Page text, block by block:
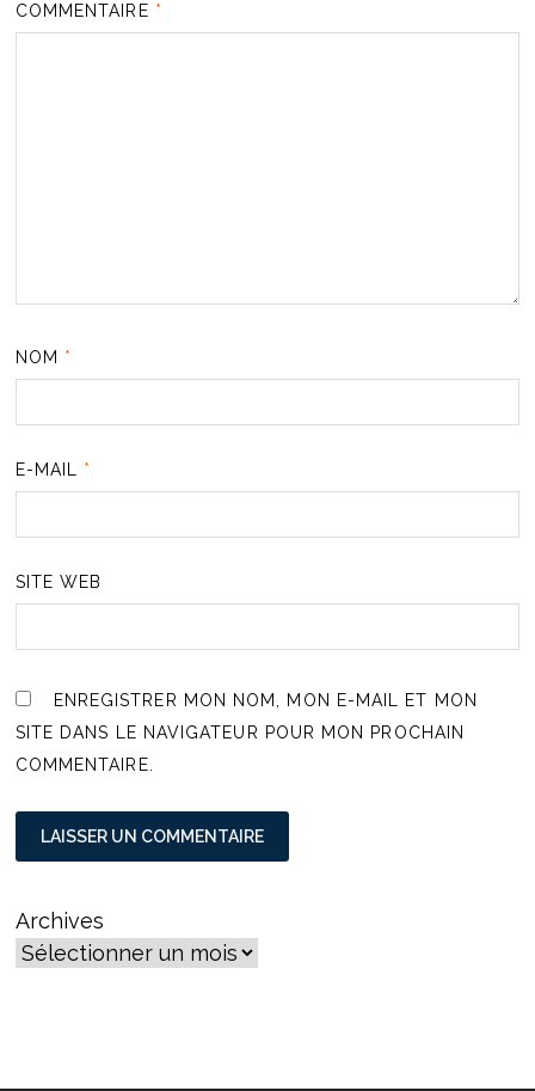
COMMENTAIRE *
NOM *
E-MAIL *
SITE WEB
ENREGISTRER MON NOM, MON E-MAIL ET MON
SITE DANS LE NAVIGATEUR POUR MON PROCHAIN
COMMENTAIRE.
Archives